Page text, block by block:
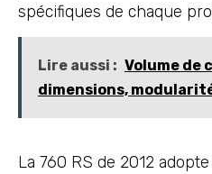
spécifiques de chaque
Lire aussi : Volume de
dimensions,
La 760 RS de 2012